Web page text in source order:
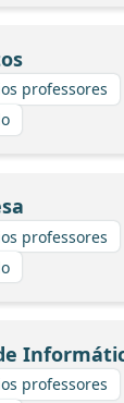
professores
professores
professores